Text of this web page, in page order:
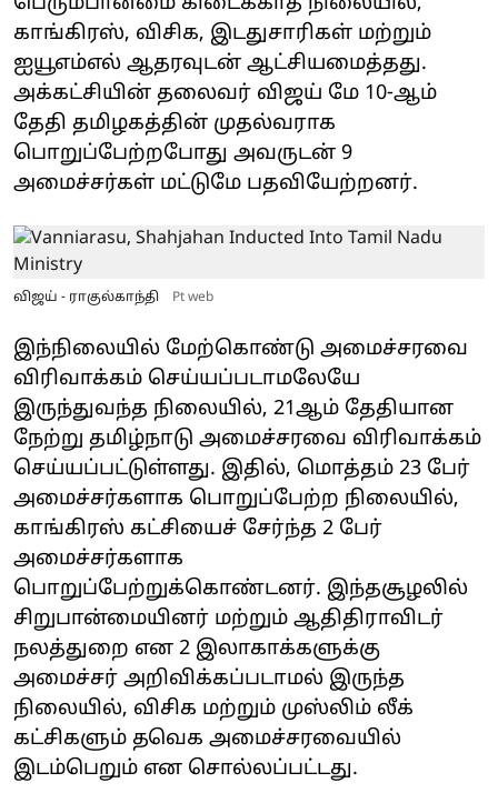
காங்கிரஸ், விசிக, இடதுசாரிகள் மற்றும்
ஐயூஎம்எல் ஆதரவுடன் ஆட்சியமைத்தது.
அக்கட்சியின் தலைவர் விஜய் மே 10-ஆம்
தேதி தமிழகத்தின் முதல்வராக
பொறுப்பேற்றபோது அவருடன் 9
அமைச்சர்கள் மட்டுமே பதவியேற்றனர்.
விஜய் - ராகுல்காந்தி Pt web
இந்நிலையில் மேற்கொண்டு அமைச்சரவை
விரிவாக்கம் செய்யப்படாமலேயே
இருந்துவந்த நிலையில், 21ஆம் தேதியான
நேற்று தமிழ்நாடு அமைச்சரவை விரிவாக்கம்
செய்யப்பட்டுள்ளது. இதில், மொத்தம் 23 பேர்
அமைச்சர்களாக பொறுப்பேற்ற நிலையில்,
காங்கிரஸ் கட்சியைச் சேர்ந்த 2 பேர்
அமைச்சர்களாக
பொறுப்பேற்றுக்கொண்டனர். இந்தசூழலில்
சிறுபான்மையினர் மற்றும் ஆதிதிராவிடர்
நலத்துறை என 2 இலாகாக்களுக்கு
அமைச்சர் அறிவிக்கப்படாமல் இருந்த
நிலையில், விசிக மற்றும் முஸ்லிம் லீக்
கட்சிகளும் தவெக அமைச்சரவையில்
இடம்பெறும் என சொல்லப்பட்டது.